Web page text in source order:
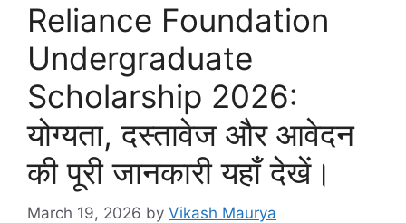
Reliance Foundation
Undergraduate
Scholarship 2026:
योग्यता, दस्तावेज और आवेदन
की पूरी जानकारी यहाँ देखें।
March 19, 2026 by Vikash Maurya